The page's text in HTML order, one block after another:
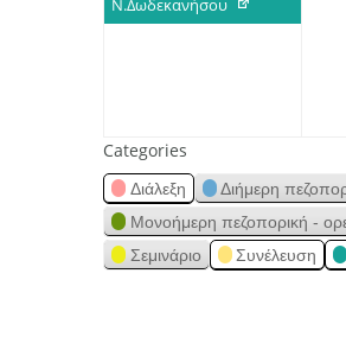
Ν.Δωδεκανήσου
Categories
Διάλεξη Διήμερη
Μονοήμερη πεζοπορική -
Σεμινάριο
Συνέλευση